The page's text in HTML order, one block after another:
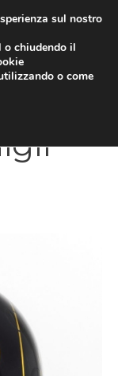
i
sul nostro
chiudendo il
o come